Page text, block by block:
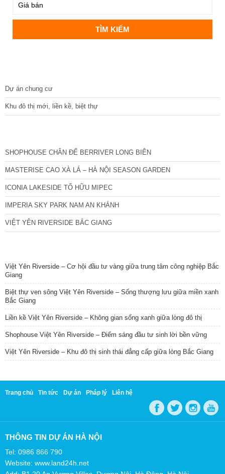
Dự án chung cư
Khu đô thị mới, liền kề, biệt thự
SHOPHOUSE CHÂN ĐẾ BERRIVER LONG BIÊN
MASTERISE CAO XÀ LÁ – HÀ NỘI SEASON GARDEN
ICONIA LAKESIDE TỐ HỮU MIPEC
IMPERIA SKY PARK NAM AN KHÁNH
VIỆT YÊN RIVERSIDE BẮC GIANG
Việt Yên Riverside – Cơ hội đầu tư vàng giữa trung tâm công nghiệp Bắc
Giang
Biệt thự ven sông Việt Yên Riverside – Sống thượng lưu giữa miền xanh
Bắc Giang
Liền kề Việt Yên Riverside – Không gian sống xanh giữa lòng đô thị
Shophouse Việt Yên Riverside – Điểm sáng đầu tư sinh lời bền vững
Việt Yên Riverside – Khu đô thị sinh thái đẳng cấp giữa lòng Bắc Giang
Trang chủ Tin tức Dự án Pháp lý Liên hệ
THÔNG TIN DỰ ÁN HÀ NỘI
Tel: 0986 866 790
Website: www.land24h.net